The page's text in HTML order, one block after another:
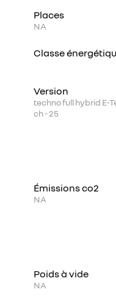
Places
NA
Classe
Version
techno full hybrid E-
ch - 25
Émissions co2
NA
Poids à vide
NA